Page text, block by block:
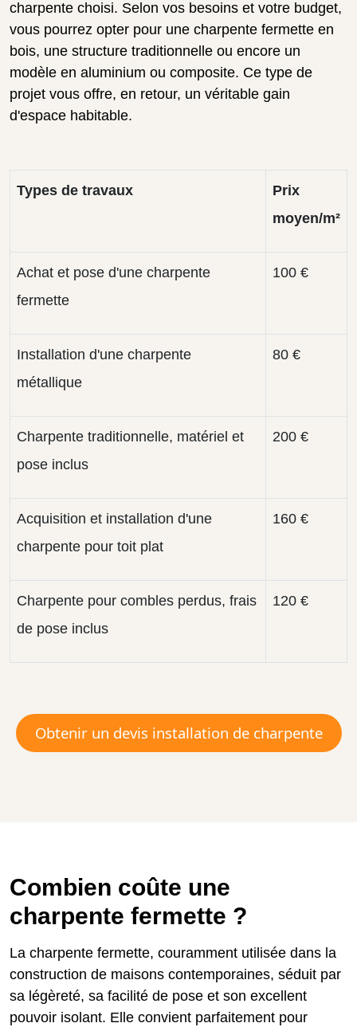
charpente choisi. Selon vos besoins et votre budget,
vous pourrez opter pour une charpente fermette en
bois, une structure traditionnelle ou encore un
modèle en aluminium ou composite. Ce type de
projet vous offre, en retour, un véritable gain
d'espace habitable.
Types de travaux
Prix
moyen/m²
Achat et pose d'une charpente
fermette
100 €
Installation d'une charpente
métallique
80 €
Charpente traditionnelle, matériel et
pose inclus
200 €
Acquisition et installation d'une
charpente pour toit plat
160 €
Charpente pour combles perdus, frais
de pose inclus
120 €
Obtenir un devis installation de charpente
Combien coûte une
charpente fermette ?
La charpente fermette, couramment utilisée dans la
construction de maisons contemporaines, séduit par
sa légèreté, sa facilité de pose et son excellent
pouvoir isolant. Elle convient parfaitement pour